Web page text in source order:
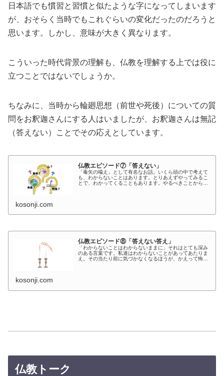
日本語でも慣習と習慣と似たような字になってしまいます
が、おそらく当時でもこれぐらいの変化だったのだろうと
思います。しかし、意味が大きく異なります。
こういった時代背景の理解も、仏教を理解する上では役に
立つことではないでしょうか。
ちなみに、当時から輪廻思想（前世や死後）についての質
問をお釈迦さんにする人はいましたが、お釈迦さんは無記
（答えない）ことでその応えとしています。
仏教エピソード⑦「答えない」
「毒矢の喩え」として有名なお話。いくら頭の中で考えて
も、わからないことはあります。とりあえずやってみるこ
とで、わかってくることもあります。やるべきことからま
kosonji.com
仏教エピソード⑧「答えない答え」
「わからないことはわからないままに」それはとても深み
のある言葉です。私達はわからないことがあってあたりま
え。その当たり前に気づかなくなるほうが、かえって怖い
kosonji.com
仏教トーク